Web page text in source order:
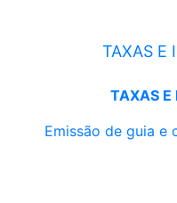
TAXAS E
TAXAS E
Emissão de guia e